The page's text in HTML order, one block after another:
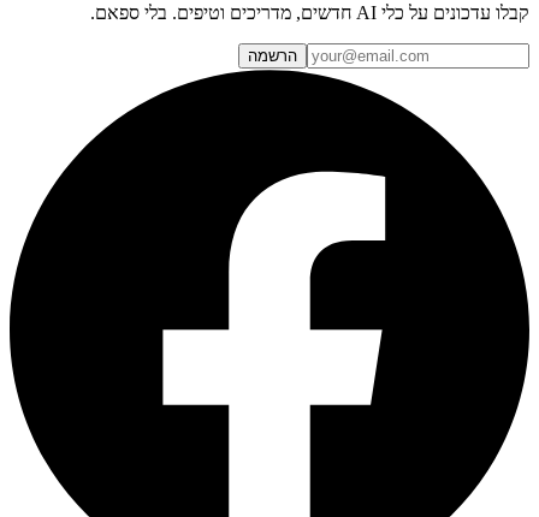
קבלו עדכונים על כלי AI חדשים, מדריכים וטיפים. בלי ספאם.
הרשמה